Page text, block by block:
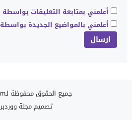
أعلمني بمتابعة التعليقات بواسطة
أعلمني بالمواضيع الجديدة بواسطة
جميع الحقوق محفوظة لـChttari.com
تصميممجلة